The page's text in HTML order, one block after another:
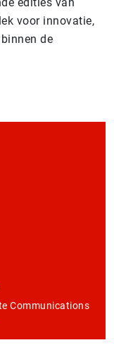
voor innovatie,
de
Communications